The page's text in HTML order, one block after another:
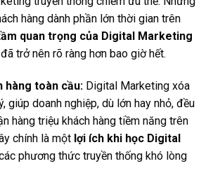
hàng dành phần lớn thời gian trên
quan trọng của Digital Marketing
đã trở nên rõ ràng hơn bao giờ hết.
hàng toàn cầu:Digital Marketing xóa
giúp doanh nghiệp, dù lớn hay nhỏ, đều
hàng triệu khách hàng tiềm năng trên
chính là một lợi ích khi học Digital
phương thức truyền thống khó lòng